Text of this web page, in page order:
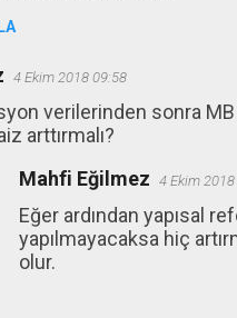
4 Ekim 2018 09:58
verilerinden sonra
arttırmalı?
Mahfi Eğilmez 4 Ekim
Eğer ardından yapısal
yapılmayacaksa hiç
olur.